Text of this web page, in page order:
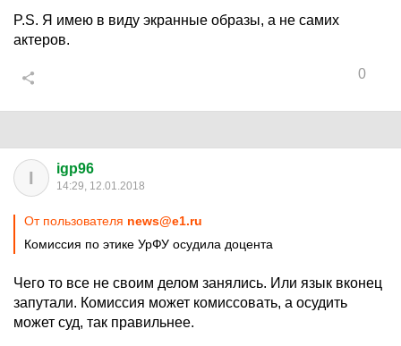
P.S. Я имею в виду экранные образы, а не самих
актеров.
0
I igp96
14:29, 12.01.2018
От пользователя news@e1.ru
Комиссия по этике УрФУ осудила доцента
Чего то все не своим делом занялись. Или язык вконец
запутали. Комиссия может комиссовать, а осудить
может суд, так правильнее.